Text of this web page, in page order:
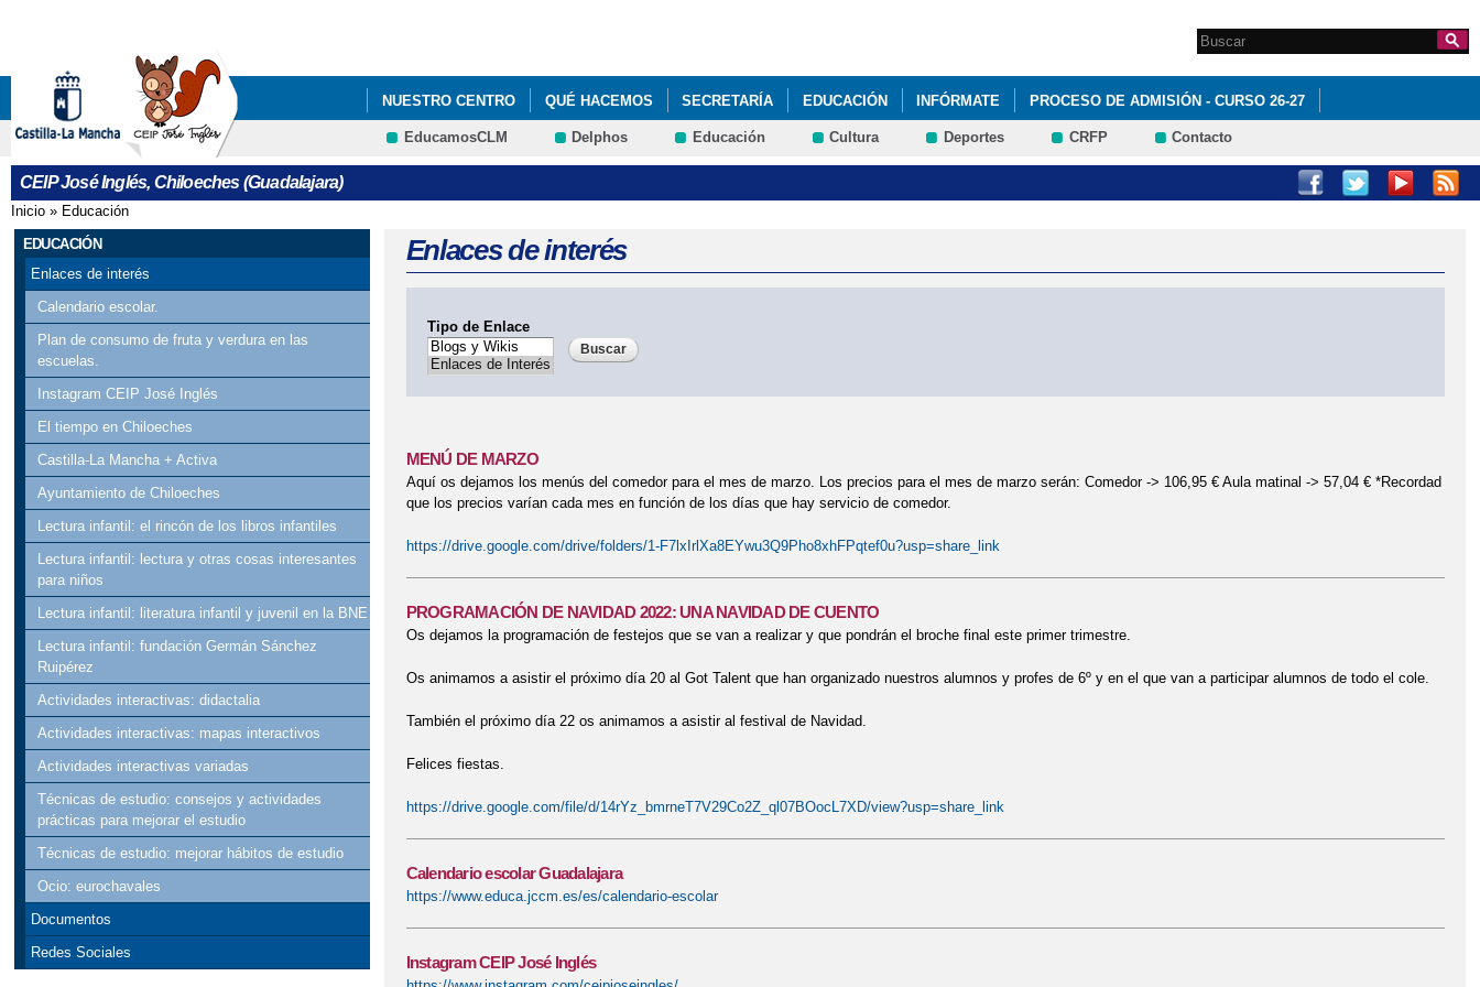
Formulario de
búsqueda
Search this site
NUESTRO CENTRO QUÉ HACEMOS SECRETARÍA EDUCACIÓN INFÓRMATE PROCESO DE ADMISIÓN - CURSO 26-27
EducamosCLM Delphos Educación Cultura Deportes CRFP Contacto
CEIP José Inglés, Chiloeches (Guadalajara)
Se encuentra usted aquí
Inicio » Educación
EDUCACIÓN
Enlaces de interés
Calendario escolar.
Plan de consumo de fruta y verdura en las
escuelas.
Instagram CEIP José Inglés
El tiempo en Chiloeches
Castilla-La Mancha + Activa
Ayuntamiento de Chiloeches
Lectura infantil: el rincón de los libros infantiles
Lectura infantil: lectura y otras cosas interesantes
para niños
Lectura infantil: literatura infantil y juvenil en la BNE
Lectura infantil: fundación Germán Sánchez
Ruipérez
Actividades interactivas: didactalia
Actividades interactivas: mapas interactivos
Actividades interactivas variadas
Técnicas de estudio: consejos y actividades
prácticas para mejorar el estudio
Técnicas de estudio: mejorar hábitos de estudio
Ocio: eurochavales
Documentos
Redes Sociales
Enlaces de interés
Tipo de Enlace
MENÚ DE MARZO
Aquí os dejamos los menús del comedor para el mes de marzo. Los precios para el mes de marzo serán: Comedor -> 106,95 € Aula matinal -> 57,04 € *Recordad
que los precios varían cada mes en función de los días que hay servicio de comedor.
https://drive.google.com/drive/folders/1-F7lxIrlXa8EYwu3Q9Pho8xhFPqtef0u?usp=share_link
PROGRAMACIÓN DE NAVIDAD 2022: UNA NAVIDAD DE CUENTO
Os dejamos la programación de festejos que se van a realizar y que pondrán el broche final este primer trimestre.
Os animamos a asistir el próximo día 20 al Got Talent que han organizado nuestros alumnos y profes de 6º y en el que van a participar alumnos de todo el cole.
También el próximo día 22 os animamos a asistir al festival de Navidad.
Felices fiestas.
https://drive.google.com/file/d/14rYz_bmrneT7V29Co2Z_ql07BOocL7XD/view?usp=share_link
Calendario escolar Guadalajara
https://www.educa.jccm.es/es/calendario-escolar
Instagram CEIP José Inglés